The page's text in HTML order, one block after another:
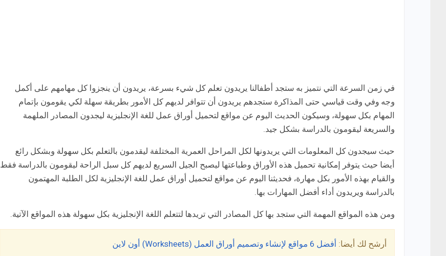
في زمن السرعة التي نتميز به ستجد أطفالنا يريدون تعلم كل شيء بسرعة، يريدون أن ينجزوا كل مهامهم على أكمل
وجه وفي وقت قياسي حتى المذاكرة ستجدهم يريدون أن تتوافر لديهم كل الأمور بطريقة سهلة لكي يقومون بإتمام
المهام بكل سهولة، وسيكون الحديث اليوم عن مواقع لتحميل أوراق عمل للغة الإنجليزية ليجدون المصادر الملهمة
والسريعة ليقومون بالدراسة بشكل جيد.
حيث سيجدون كل المعلومات التي يريدونها لكل المراحل العمرية المختلفة ليقدمون بالتعلم بكل سهولة وبشكل رائع
أيضا حيث يتوفر إمكانية تحميل هذه الأوراق وطباعتها ليصبح الجيل السريع لديهم كل سبل الراحة ليقومون بالدراسة فقط
والقيام بهذه الأمور بكل مهارة، فحديثنا اليوم عن مواقع لتحميل أوراق عمل للغة الإنجليزية لكل الطلبة المهتمون
بالدراسة ويريدون أداء أفضل المهارات بها.
ومن هذه المواقع المهمة التي ستجد بها كل المصادر التي تريدها لتتعلم اللغة الإنجليزية بكل سهولة هذه المواقع الآتية.
أرشح لك أيضا: أفضل 6 مواقع لإنشاء وتصميم أوراق العمل (Worksheets) أون لاين